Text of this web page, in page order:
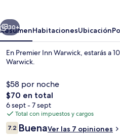
Siguiente
30+
ResumenHabitacionesUbicación
En Premier Inn Warwick, estarás a
Warwick.
$58 por noche
El
precio
total
es
de
$70 en total
6 sept - 7 sept
Total con impuestos y cargos
Opiniones
7.27.2 de 10,
BuenaVer las 7 opiniones